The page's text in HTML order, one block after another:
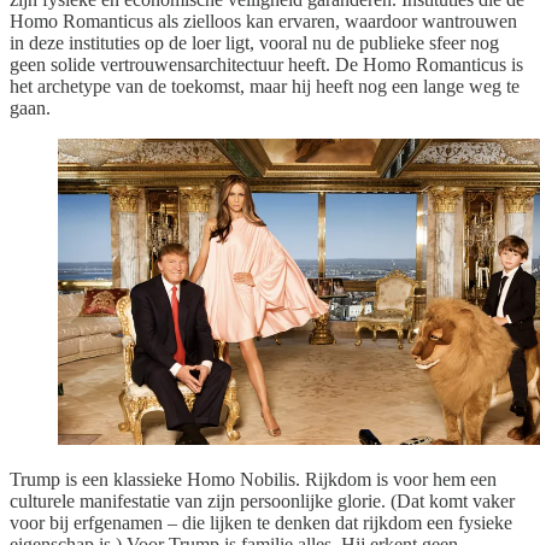
Homo Romanticus als zielloos kan ervaren, waardoor wantrouwen
in deze instituties op de loer ligt, vooral nu de publieke sfeer nog
geen solide vertrouwensarchitectuur heeft. De Homo Romanticus is
het archetype van de toekomst, maar hij heeft nog een lange weg te
gaan.
Trump is een klassieke Homo Nobilis. Rijkdom is voor hem een
culturele manifestatie van zijn persoonlijke glorie. (Dat komt vaker
voor bij erfgenamen – die lijken te denken dat rijkdom een fysieke